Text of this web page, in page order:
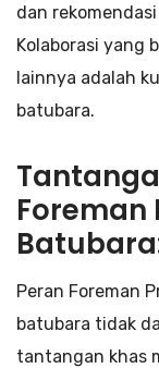
dan
Kolaborasi yang
lainnya adalah
batubara.
Foreman
Peran Foreman
batubara tidak
tantangan khas